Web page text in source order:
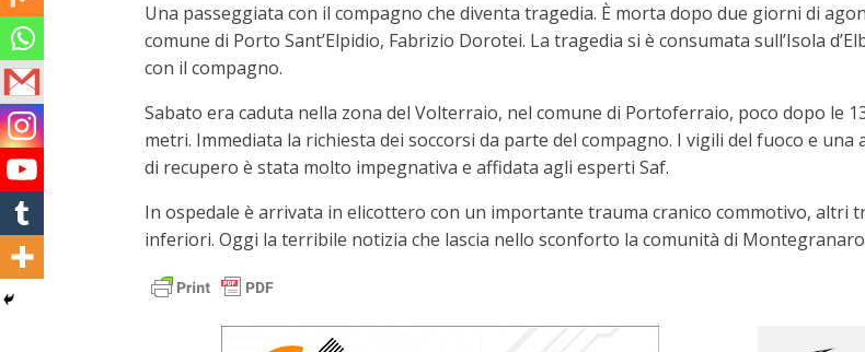
Una passeggiata con il compagno che diventa tragedia. È morta dopo due giorni di
comune di Porto Sant’Elpidio, Fabrizio Dorotei. La tragedia si è consumata sull’Isola
con il compagno.
Sabato era caduta nella zona del Volterraio, nel comune di Portoferraio, poco dopo le
metri. Immediata la richiesta dei soccorsi da parte del compagno. I vigili del fuoco e
di recupero è stata molto impegnativa e affidata agli esperti Saf.
In ospedale è arrivata in elicottero con un importante trauma cranico commotivo,
inferiori. Oggi la terribile notizia che lascia nello sconforto la comunità di